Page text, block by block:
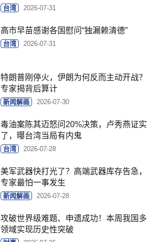
台湾 2026-07-31
高市早苗感谢各国慰问“独漏赖清德”
台湾 2026-07-31
特朗普刚停火，伊朗为何反而主动开战？
专家揭背后算计
新闻解画 2026-07-30
毒油案陈其迈怒问20%决策，卢秀燕证实
了，曝台湾当局有内鬼
台湾 2026-07-28
美军武器快打光了？高端武器库存告急，
专家最怕一事发生
新闻解画 2026-07-28
攻破世界级难题、申遗成功！本周我国多
领域实现历史性突破